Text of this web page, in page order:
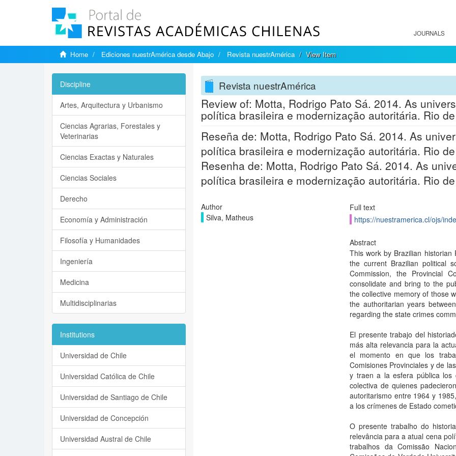
JOURNALS
Home Ediciones nuestrAmérica desde Abajo Revista nuestrAmérica View Item
Revista nuestrAmérica
Review of: Motta, Rodrigo Pato Sá. 2014. As
política brasileira e modernização autoritária. Rio
Reseña de: Motta, Rodrigo Pato Sá. 2014. As
política brasileira e modernização autoritária. Rio
Resenha de: Motta, Rodrigo Pato Sá. 2014. As
política brasileira e modernização autoritária. Rio
Author
Silva, Matheus
Full text
https://nuestramerica.cl/ojs/
Abstract
This work by Brazilian
the current Brazilian political
Commission, the Provincial
consolidate and bring to the
the collective memory of those
the authoritarian years
regarding the state crimes
El presente trabajo del
más alta relevancia para la
el momento en que los
Comisiones Provinciales y de
y traen a la esfera pública los
colectiva de quienes
autoritarismo entre 1964 y
a los crímenes de Estado
O presente trabalho do
relevância para a atual cena
trabalhos da Comissão
Discipline
Artes, Arquitectura y Urbanismo
Ciencias Agrarias, Forestales y
Veterinarias
Ciencias Exactas y Naturales
Ciencias Sociales
Derecho
Economía y Administración
Filosofía y Humanidades
Ingeniería
Medicina
Multidisciplinarias
Institutions
Universidad de Chile
Universidad Católica de Chile
Universidad de Santiago de Chile
Universidad de Concepción
Universidad Austral de Chile